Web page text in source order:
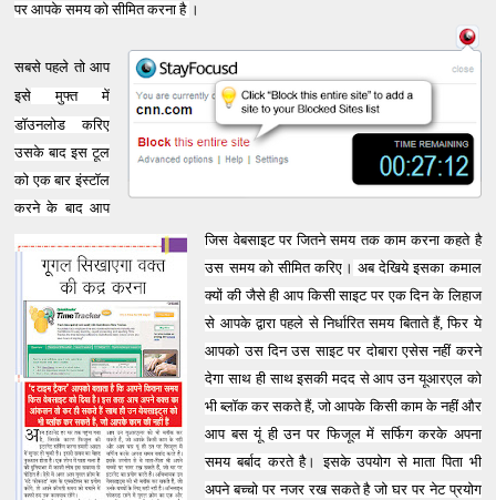
पर आपके समय को सीमित करना है ।
सबसे पहले तो आप
इसे मुफ्त में
डॉउनलोड करिए
उसके बादइस टूल
को एक बार इंस्टॉल
करने के बाद आप
जिस वेबसाइट पर जितने समय तक काम करना कहते है
उस समय को सीमित करिए । अब देखिये इसका कमाल
क्यों की जैसे ही आप किसी साइट पर एक दिन के लिहाज
से आपके द्वारा पहले से निर्धारित समय बिताते हैं, फिर ये
आपको उस दिन उस साइट पर दोबारा एसेस नहीं करने
देगा साथ ही साथ इसकी मदद से आप उन यूआरएल को
भी ब्लॉक कर सकते हैं, जो आपके किसी काम के नहीं और
आप बस यूं ही उन पर फिजूल में सर्फिग करके अपना
समय बर्बाद करते है।इसके उपयोग से माता पिता भी
अपने बच्चो पर नजर रख सकते है जो घर पर नेट प्रयोग